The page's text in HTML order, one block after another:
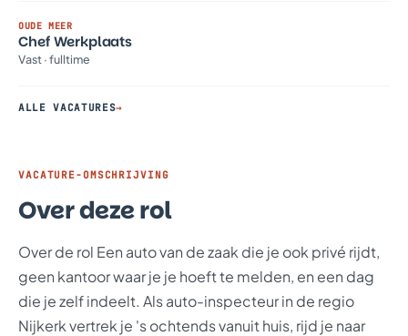
VACATURE-OMSCHRIJVING
Over deze rol
Over de rol Een auto van de zaak die je ook privé rijdt,
geen kantoor waar je je hoeft te melden, en een dag
die je zelf indeelt. Als auto-inspecteur in de regio
Nijkerk vertrek je 's ochtends vanuit huis, rijd je naar
OUDE MEER
Chef Werkplaats
Vast · fulltime
ALLE VACATURES→